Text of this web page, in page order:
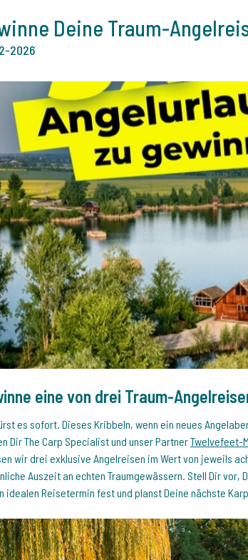
Deine Traum-
2026
eine von drei Traum-
es sofort. Dieses Kribbeln, wenn ein neues
Dir The Carp Specialist und unser PartnerTwelvefeet-
wir drei exklusive Angelreisen im Wert von jeweils
Auszeit an echten Traumgewässern. Stell Dir vor,
idealen Reisetermin fest und planst Deine nächste